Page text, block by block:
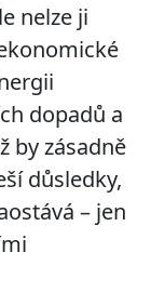
nelze ji
dopadů a
by zásadně
důsledky,
– jen